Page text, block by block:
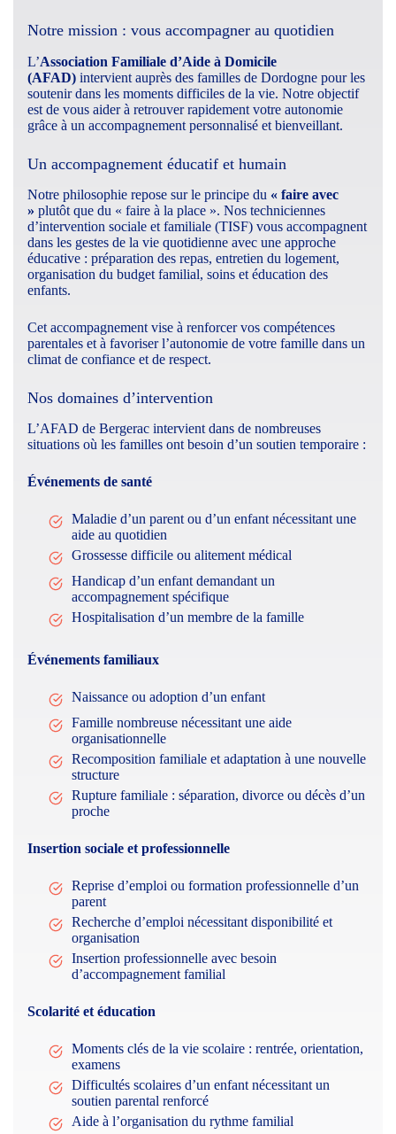
Notre mission : vous accompagner au quotidien
L’Association Familiale d’Aide à Domicile
(AFAD) intervient auprès des familles de Dordogne pour les
soutenir dans les moments difficiles de la vie. Notre objectif
est de vous aider à retrouver rapidement votre autonomie
grâce à un accompagnement personnalisé et bienveillant.
Un accompagnement éducatif et humain
Notre philosophie repose sur le principe du « faire avec
» plutôt que du « faire à la place ». Nos techniciennes
d’intervention sociale et familiale (TISF) vous accompagnent
dans les gestes de la vie quotidienne avec une approche
éducative : préparation des repas, entretien du logement,
organisation du budget familial, soins et éducation des
enfants.
Cet accompagnement vise à renforcer vos compétences
parentales et à favoriser l’autonomie de votre famille dans un
climat de confiance et de respect.
Nos domaines d’intervention
L’AFAD de Bergerac intervient dans de nombreuses
situations où les familles ont besoin d’un soutien temporaire :
Événements de santé
Maladie d’un parent ou d’un enfant nécessitant une
aide au quotidien
Grossesse difficile ou alitement médical
Handicap d’un enfant demandant un
accompagnement spécifique
Hospitalisation d’un membre de la famille
Événements familiaux
Naissance ou adoption d’un enfant
Famille nombreuse nécessitant une aide
organisationnelle
Recomposition familiale et adaptation à une nouvelle
structure
Rupture familiale : séparation, divorce ou décès d’un
proche
Insertion sociale et professionnelle
Reprise d’emploi ou formation professionnelle d’un
parent
Recherche d’emploi nécessitant disponibilité et
organisation
Insertion professionnelle avec besoin
d’accompagnement familial
Scolarité et éducation
Moments clés de la vie scolaire : rentrée, orientation,
examens
Difficultés scolaires d’un enfant nécessitant un
soutien parental renforcé
Aide à l’organisation du rythme familial